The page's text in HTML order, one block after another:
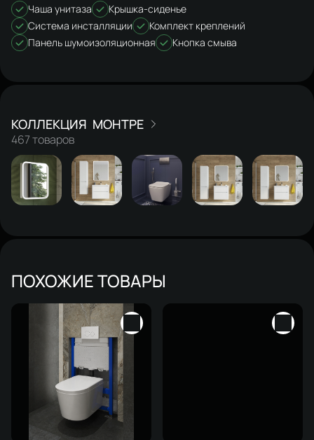
Чаша унитаза
Крышка-сиденье
Система инсталляции
Комплект креплений
Панель шумоизоляционная
Кнопка смыва
МОНТРЕ
467 товаров
ПОХОЖИЕ ТОВАРЫ